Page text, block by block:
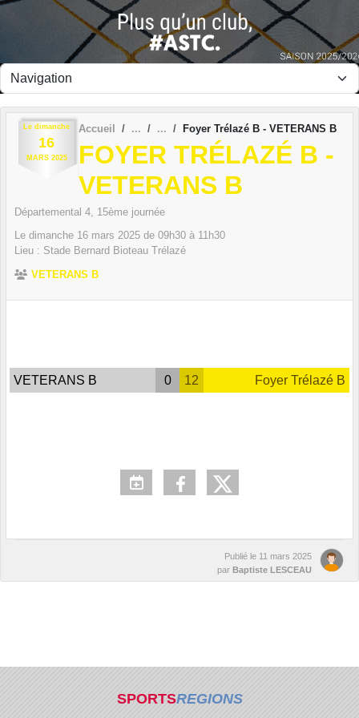
Le dimanche
16
MARS 2025
Accueil Foyer Trélazé B - VETERANS B
FOYER TRÉLAZÉ B -
VETERANS B
Départemental 4, 15ème journée
Le dimanche 16 mars 2025 de 09h30 à 11h30
Lieu : Stade Bernard Bioteau Trélazé
VETERANS B
VETERANS B 0 12 Foyer Trélazé B
Publié le 11 mars 2025
par Baptiste LESCEAU
SPORTSREGIONS
Panneau de gestion des cookies